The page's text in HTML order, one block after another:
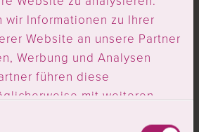
wir Informationen zu Ihrer
Website an unsere Partner
Werbung und Analysen
führen diese
mit weiteren
unterstützen